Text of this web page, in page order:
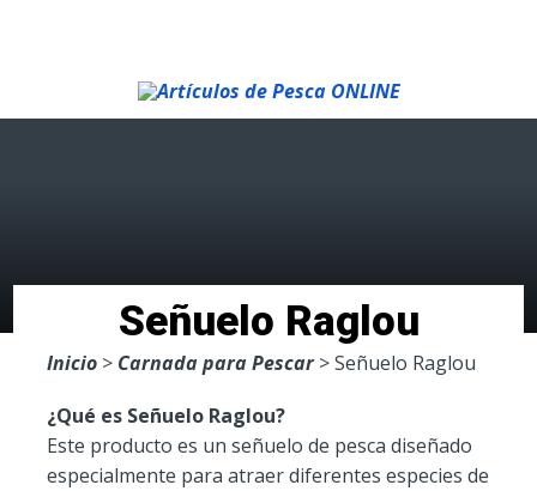
Señuelo Raglou
Inicio> Carnada para Pescar> Señuelo Raglou
¿Qué es Señuelo Raglou?
Este producto es un señuelo de pesca diseñado
especialmente para atraer diferentes especies de